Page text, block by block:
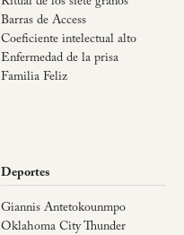
Barras de Access
Coeficiente intelectual alto
Enfermedad de la prisa
Familia Feliz
Deportes
Giannis Antetokounmpo
Oklahoma City Thunder